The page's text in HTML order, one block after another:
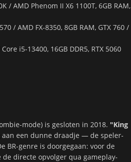
/ AMD Phenom II X6 1100T, 6GB RAM,
/ AMD FX-8350, 8GB RAM, GTX 760 /
i5-13400, 16GB DDR5, RTX 5060
mode) is gesloten in 2018. "King
aan een dunne draadje — de speler-
BR-genre is doorgegaan: voor de
de directe opvolger qua gameplay-